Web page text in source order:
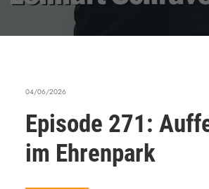
04/06/2026
Episode 271:
im Ehrenpark